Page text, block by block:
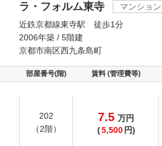
ラ・フォルム東寺
マンション
近鉄京都線東寺駅 徒歩1分
2006年築 / 5階建
京都市南区西九条島町
部屋番号(階) 賃料 (管理費等)
202
（2階）
7.5 万円
(5,500 円)